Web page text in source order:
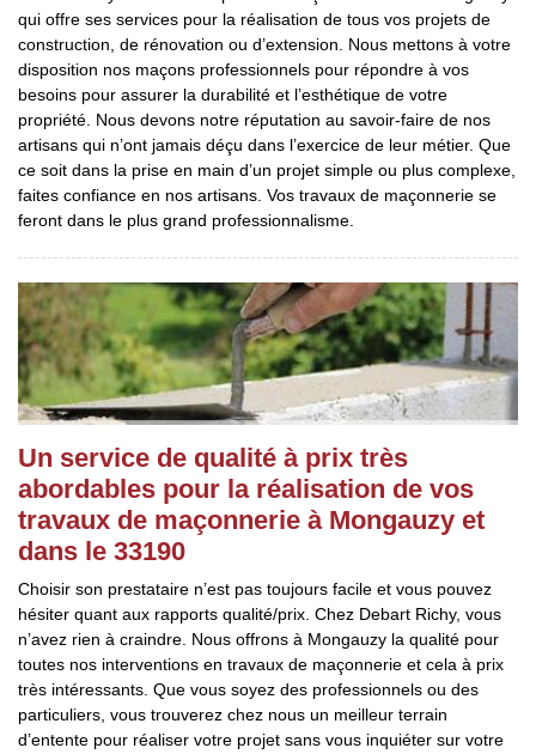
qui offre ses services pour la réalisation de tous vos projets de
construction, de rénovation ou d’extension. Nous mettons à votre
disposition nos maçons professionnels pour répondre à vos
besoins pour assurer la durabilité et l’esthétique de votre
propriété. Nous devons notre réputation au savoir-faire de nos
artisans qui n’ont jamais déçu dans l’exercice de leur métier. Que
ce soit dans la prise en main d’un projet simple ou plus complexe,
faites confiance en nos artisans. Vos travaux de maçonnerie se
feront dans le plus grand professionnalisme.
Un service de qualité à prix très
abordables pour la réalisation de vos
travaux de maçonnerie à Mongauzy et
dans le 33190
Choisir son prestataire n’est pas toujours facile et vous pouvez
hésiter quant aux rapports qualité/prix. Chez Debart Richy, vous
n’avez rien à craindre. Nous offrons à Mongauzy la qualité pour
toutes nos interventions en travaux de maçonnerie et cela à prix
très intéressants. Que vous soyez des professionnels ou des
particuliers, vous trouverez chez nous un meilleur terrain
d’entente pour réaliser votre projet sans vous inquiéter sur votre